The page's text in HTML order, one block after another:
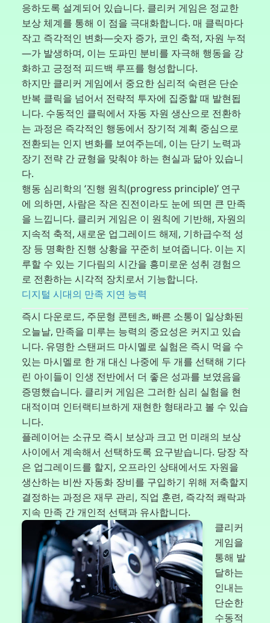
응하도록 설계되어 있습니다. 클리커 게임은 정교한
보상 체계를 통해 이 점을 극대화합니다. 매 클릭마다
작고 즉각적인 변화—숫자 증가, 코인 축적, 자원 누적
—가 발생하며, 이는 도파민 분비를 자극해 행동을 강
화하고 긍정적 피드백 루프를 형성합니다.
하지만 클리커 게임에서 중요한 심리적 숙련은 단순
반복 클릭을 넘어서 전략적 투자에 집중할 때 발현됩
니다. 수동적인 클릭에서 자동 자원 생산으로 전환하
는 과정은 즉각적인 행동에서 장기적 계획 중심으로
전환되는 인지 변화를 보여주는데, 이는 단기 노력과
장기 전략 간 균형을 맞춰야 하는 현실과 닮아 있습니
다.
행동 심리학의 ‘진행 원칙(progress principle)’ 연구
에 의하면, 사람은 작은 진전이라도 눈에 띄면 큰 만족
을 느낍니다. 클리커 게임은 이 원칙에 기반해, 자원의
지속적 축적, 새로운 업그레이드 해제, 기하급수적 성
장 등 명확한 진행 상황을 꾸준히 보여줍니다. 이는 지
루할 수 있는 기다림의 시간을 흥미로운 성취 경험으
로 전환하는 시각적 장치로서 기능합니다.
디지털 시대의 만족 지연 능력
즉시 다운로드, 주문형 콘텐츠, 빠른 소통이 일상화된
오늘날, 만족을 미루는 능력의 중요성은 커지고 있습
니다. 유명한 스탠퍼드 마시멜로 실험은 즉시 먹을 수
있는 마시멜로 한 개 대신 나중에 두 개를 선택해 기다
린 아이들이 인생 전반에서 더 좋은 성과를 보였음을
증명했습니다. 클리커 게임은 그러한 심리 실험을 현
대적이며 인터랙티브하게 재현한 형태라고 볼 수 있습
니다.
플레이어는 소규모 즉시 보상과 크고 먼 미래의 보상
사이에서 계속해서 선택하도록 요구받습니다. 당장 작
은 업그레이드를 할지, 오프라인 상태에서도 자원을
생산하는 비싼 자동화 장비를 구입하기 위해 저축할지
결정하는 과정은 재무 관리, 직업 훈련, 즉각적 쾌락과
지속 만족 간 개인적 선택과 유사합니다.
클리커
게임을
통해 발
달하는
인내는
단순한
수동적